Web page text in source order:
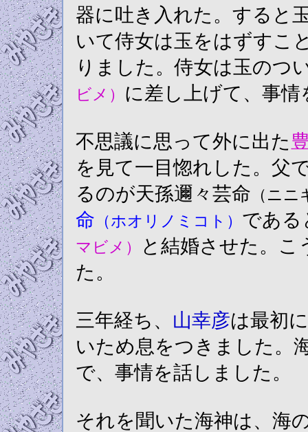
器に吐き入れた。すると
いて侍女は玉をはずすこ
りました。侍女は玉のつ
ビメ） に差し上げて、事
不思議に思って外に出た
を見て一目惚れした。父
るのが天孫邇々芸命 （ニ
命 （ホオリノミコト） である
マビメ）
と結婚させた。こ
た。
三年経ち、 山幸彦は最初
いため息をつきました。
で、事情を話しました。
それを聞いた海神は、海